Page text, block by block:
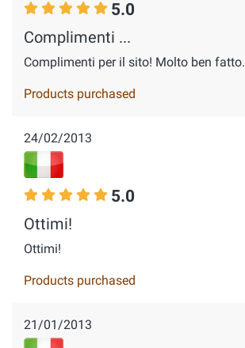
5.0
Complimenti ...
Complimenti per il sito! Molto ben fatto.
Products purchased
24/02/2013
5.0
Ottimi!
Ottimi!
Products purchased
21/01/2013